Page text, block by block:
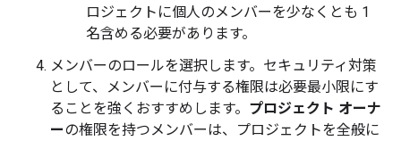
ロジェクトに個人のメンバーを少なくとも 1
名含める必要があります。
メンバーのロールを選択します。セキュリティ対策
として、メンバーに付与する権限は必要最小限にす
ることを強くおすすめします。 プロジェクト オーナ
ーの権限を持つメンバーは、プロジェクトを全般に